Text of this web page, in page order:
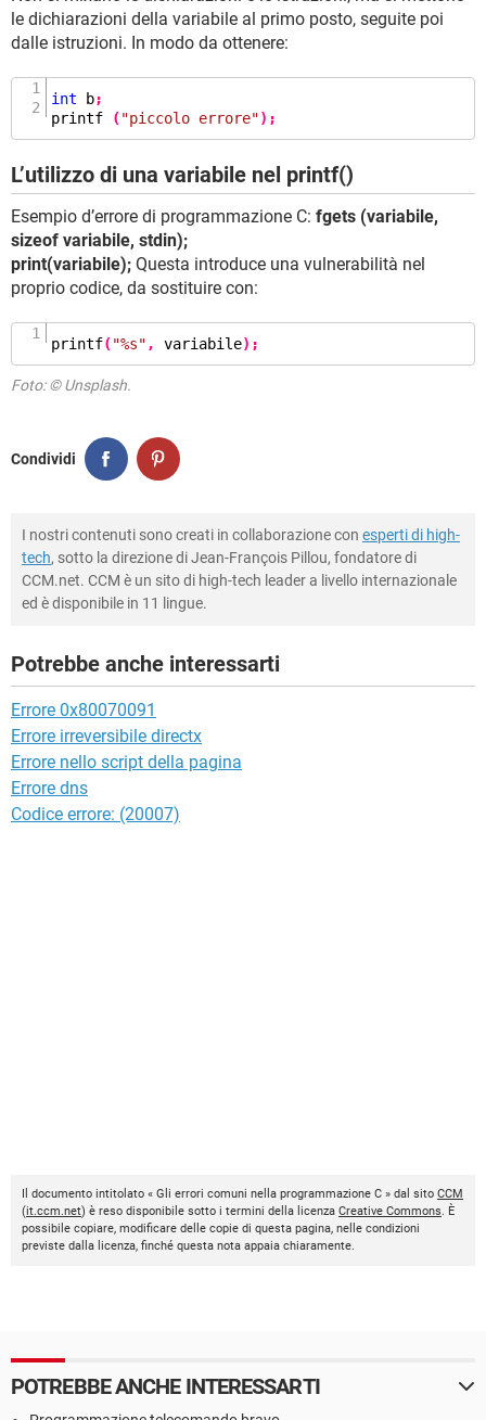
le dichiarazioni della variabile al primo posto, seguite poi
dalle istruzioni. In modo da ottenere:
int b;
printf
("piccolo errore");
L’utilizzo di una variabile nel printf()
Esempio d’errore di programmazione C: fgets (variabile,
sizeof variabile, stdin);
print(variabile); Questa introduce una vulnerabilità nel
proprio codice, da sostituire con:
printf("%s" , variabile);
Foto: © Unsplash.
Condividi
I nostri contenuti sono creati in collaborazione con esperti di high-
tech, sotto la direzione di Jean-François Pillou, fondatore di
CCM.net. CCM è un sito di high-tech leader a livello internazionale
ed è disponibile in 11 lingue.
Potrebbe anche interessarti
Errore 0x80070091
Errore irreversibile directx
Errore nello script della pagina
Errore dns
Codice errore: (20007)
Il documento intitolato « Gli errori comuni nella programmazione C » dal sito CCM
(it.ccm.net) è reso disponibile sotto i termini della licenza Creative Commons. È
possibile copiare, modificare delle copie di questa pagina, nelle condizioni
previste dalla licenza, finché questa nota appaia chiaramente.
POTREBBE ANCHE INTERESSARTI